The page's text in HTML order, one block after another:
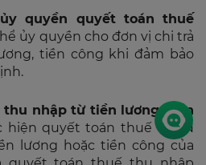
quyền quyết toán thuế
ủy quyền cho đơn vị chi trả
tiền công khi đảm bảo
nhập từ tiền lương, tiền
hiện quyết toán thuế TNCN
lương hoặc tiền công của